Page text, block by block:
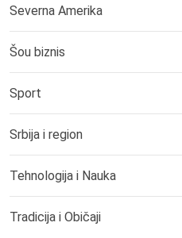
Severna Amerika
Šou biznis
Sport
Srbija i region
Tehnologija i Nauka
Tradicija i Običaji